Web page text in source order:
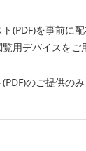
(PDF)を事前に配
用デバイスをご
のご提供の